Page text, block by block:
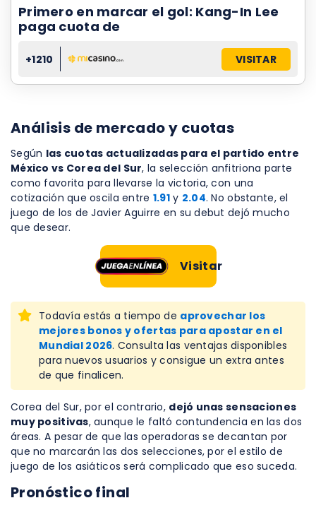
Primero en marcar el gol: Kang-In Lee
paga cuota de
+1210 VISITAR
Análisis de mercado y cuotas
Según las cuotas actualizadas para el partido entre
México vs Corea del Sur, la selección anfitriona parte
como favorita para llevarse la victoria, con una
cotización que oscila entre 1.91y 2.04. No obstante, el
juego de los de Javier Aguirre en su debut dejó mucho
que desear.
Visitar
Todavía estás a tiempo de aprovechar los
mejores bonos y ofertas para apostar en el
Mundial 2026. Consulta las ventajas disponibles
para nuevos usuarios y consigue un extra antes
de que finalicen.
Corea del Sur, por el contrario, dejó unas sensaciones
muy positivas, aunque le faltó contundencia en las dos
áreas. A pesar de que las operadoras se decantan por
que no marcarán las dos selecciones, por el estilo de
juego de los asiáticos será complicado que eso suceda.
Pronóstico final